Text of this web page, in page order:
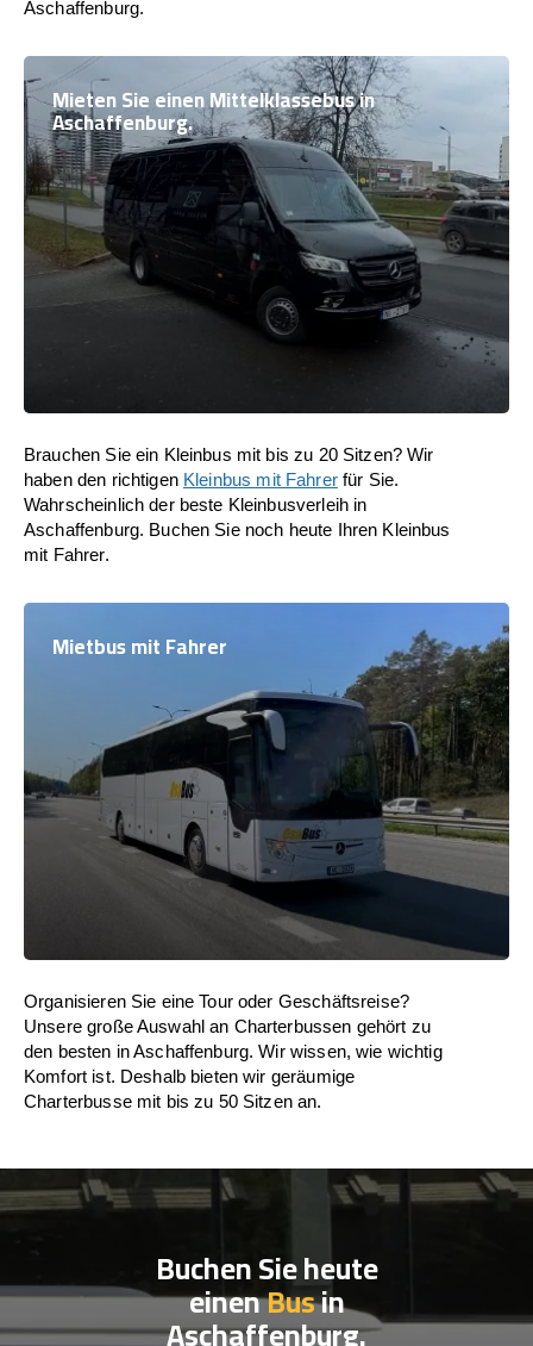
Aschaffenburg.
Mieten Sie einen Mittelklassebus in
Aschaffenburg.
Brauchen Sie ein Kleinbus mit bis zu 20 Sitzen? Wir
haben den richtigen Kleinbus mit Fahrerfür Sie.
Wahrscheinlich der beste Kleinbusverleih in
Aschaffenburg. Buchen Sie noch heute Ihren Kleinbus
mit Fahrer.
Mietbus mit Fahrer
Organisieren Sie eine Tour oder Geschäftsreise?
Unsere große Auswahl an Charterbussen gehört zu
den besten in Aschaffenburg. Wir wissen, wie wichtig
Komfort ist. Deshalb bieten wir geräumige
Charterbusse mit bis zu 50 Sitzen an.
Buchen Sie heute
einenBusin
Aschaffenburg.